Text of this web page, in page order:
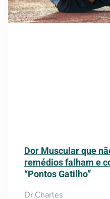
Dor Muscular que
remédios falham e
“Pontos Gatilho”
Dr.Charles